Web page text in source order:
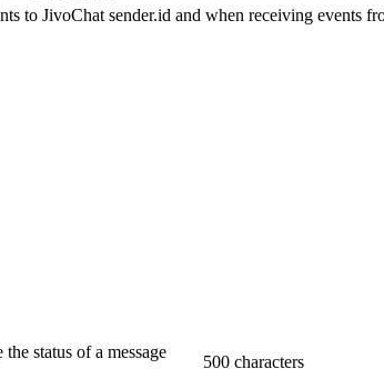
to JivoChat sender.id and when receiving events
status of a message
500 characters